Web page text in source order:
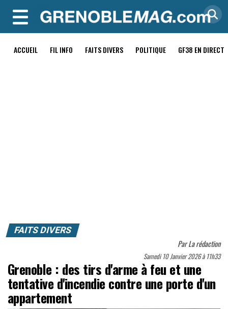
MENU
ACCUEIL FIL INFO FAITS DIVERS POLITIQUE GF38 EN DIRECT
FAITS DIVERS
ParLa rédaction
Samedi 10 Janvier 2026 à 11h33
Grenoble : des tirs d'arme à feu et une
tentative d'incendie contre une porte d'un
appartement